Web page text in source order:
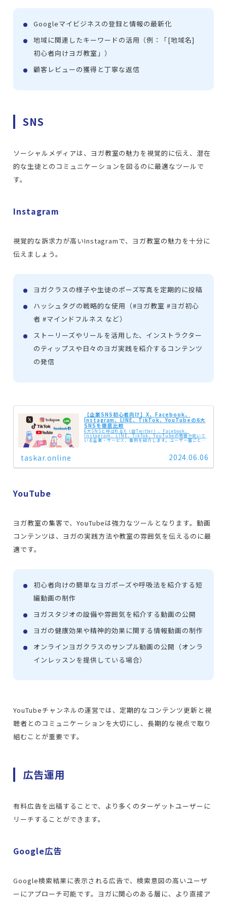
Googleマイビジネスの登録と情報の最新化
地域に関連したキーワードの活用（例：「[地域名]
初心者向けヨガ教室」）
顧客レビューの獲得と丁寧な返信
SNS
ソーシャルメディアは、ヨガ教室の魅力を視覚的に伝え、潜在
的な生徒とのコミュニケーションを図るのに最適なツールで
す。
Instagram
視覚的な訴求力が高いInstagramで、ヨガ教室の魅力を十分に
伝えましょう。
ヨガクラスの様子や生徒のポーズ写真を定期的に投稿
ハッシュタグの戦略的な使用（#ヨガ教室 #ヨガ初心
者 #マインドフルネス など）
ストーリーズやリールを活用した、インストラクター
のティップスや日々のヨガ実践を紹介するコンテンツ
の発信
【企業SNS初心者向け】X、Facebook、
Instagram、LINE、TikTok、YouTubeの6大
SNSを徹底比較
6大SNSと呼ばれるX（旧Twitter）、Facebook、
Instagram、LINE、TikTok、YouTubeの特徴や向いて
いる企業・サービス、事例を紹介します。ユーザー層ごとの
taskar.online 2024.06.06
YouTube
ヨガ教室の集客で、YouTubeは強力なツールとなります。動画
コンテンツは、ヨガの実践方法や教室の雰囲気を伝えるのに最
適です。
初心者向けの簡単なヨガポーズや呼吸法を紹介する短
編動画の制作
ヨガスタジオの設備や雰囲気を紹介する動画の公開
ヨガの健康効果や精神的効果に関する情報動画の制作
オンラインヨガクラスのサンプル動画の公開（オンラ
インレッスンを提供している場合）
YouTubeチャンネルの運営では、定期的なコンテンツ更新と視
聴者とのコミュニケーションを大切にし、長期的な視点で取り
組むことが重要です。
広告運用
有料広告を出稿することで、より多くのターゲットユーザーに
リーチすることができます。
Google広告
Google検索結果に表示される広告で、検索意図の高いユーザ
ーにアプローチ可能です。ヨガに関心のある層に、より直接ア